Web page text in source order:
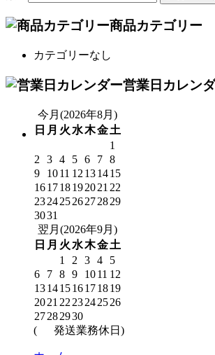
商品カテゴリー
カテゴリーなし
営業日カレン
今月(2026年8月)
日 月 火 水木金土
1
2
3 4 5 6 7 8
9
1011 12 131415
161718192021 22
23242526272829
3031
翌月(2026年9月)
日 月 火 水木金土
1
2 3 4
5
6
7 8 9 1011 12
13141516171819
2021 22 23242526
27282930
(
発送業務休日)